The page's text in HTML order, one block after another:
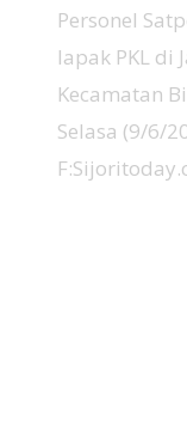
Personel
lapak PKL di
Kecamatan
Selasa (9/6/